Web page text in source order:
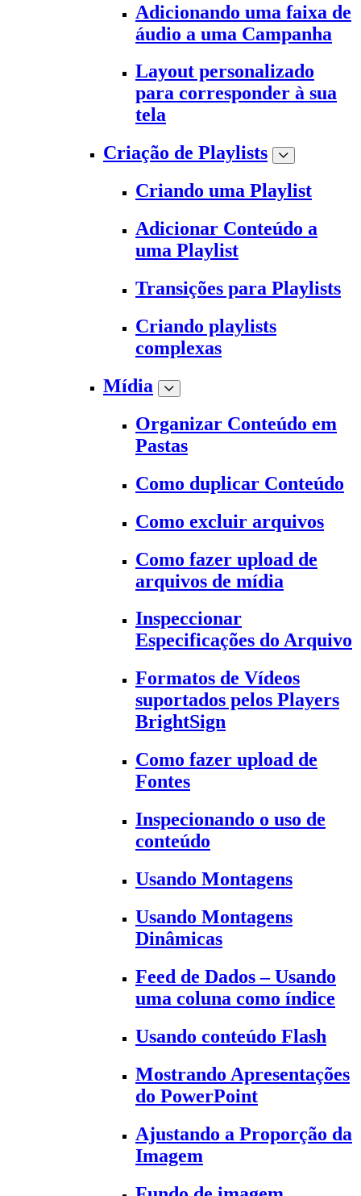
Adicionando uma faixa de
áudio a uma Campanha
Layout personalizado
para corresponder à sua
tela
Criação de Playlists
Criando uma Playlist
Adicionar Conteúdo a
uma Playlist
Transições para Playlists
Criando playlists
complexas
Mídia
Organizar Conteúdo em
Pastas
Como duplicar Conteúdo
Como excluir arquivos
Como fazer upload de
arquivos de mídia
Inspeccionar
Especificações do Arquivo
Formatos de Vídeos
suportados pelos Players
BrightSign
Como fazer upload de
Fontes
Inspecionando o uso de
conteúdo
Usando Montagens
Usando Montagens
Dinâmicas
Feed de Dados – Usando
uma coluna como índice
Usando conteúdo Flash
Mostrando Apresentações
do PowerPoint
Ajustando a Proporção da
Imagem